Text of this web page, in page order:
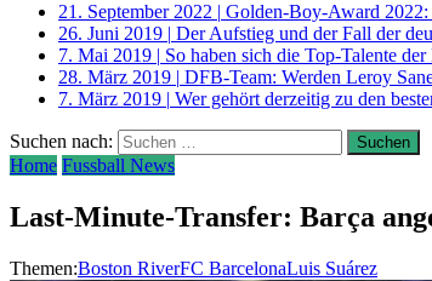
21. September 2022 | Golden-Boy-Award 2022:
26. Juni 2019 | Der Aufstieg und der Fall der
7. Mai 2019 | So haben sich die Top-Talente
28. März 2019 | DFB-Team: Werden Leroy
7. März 2019 | Wer gehört derzeitig zu den
Suchen nach:
Home Fussball News
Last-Minute-Transfer: Barça
Themen:Boston RiverFC BarcelonaLuis Suárez